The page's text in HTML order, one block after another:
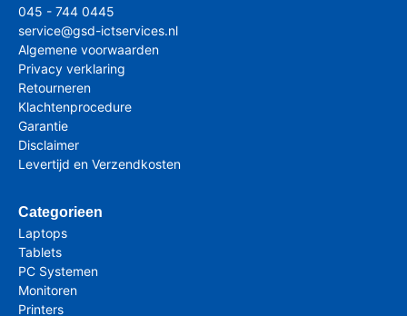
045 - 744 0445
service@gsd-ictservices.nl
Algemene voorwaarden
Privacy verklaring
Retourneren
Klachtenprocedure
Garantie
Disclaimer
Levertijd en Verzendkosten
Categorieen
Laptops
Tablets
PC Systemen
Monitoren
Printers